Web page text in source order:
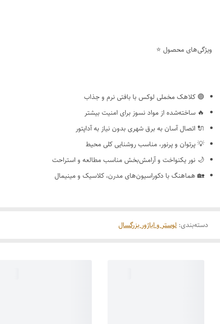
ویژگی‌های محصول ⭐
🟣 کلاهک مخملی لوکس با بافتی نرم و جذاب
🔥 ساخته‌شده از مواد نسوز برای امنیت بیشتر
🔌 اتصال آسان به برق شهری بدون نیاز به آداپتور
💡 پرتوان و پرنور، مناسب روشنایی کلی محیط
🌙 نور یکنواخت و آرامش‌بخش مناسب مطالعه و استراحت
🏡 هماهنگ با دکوراسیون‌های مدرن، کلاسیک و مینیمال
دسته‌بندی: لوستر و اباژور بزرگسال